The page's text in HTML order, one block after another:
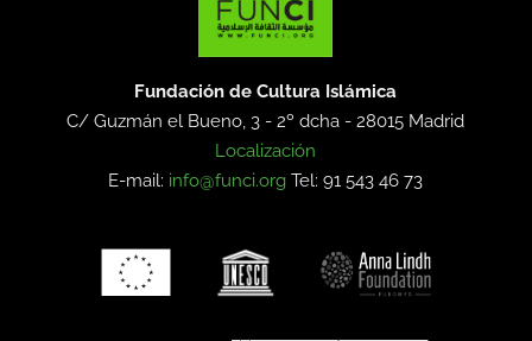
Fundación de Cultura Islámica
C/ Guzmán el Bueno, 3 - 2º dcha -28015 Madrid
Localización
E-mail: info@funci.org Tel: 91 543 46 73